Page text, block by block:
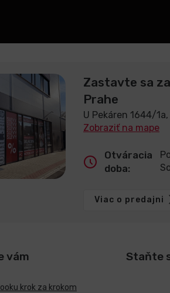
Zastavte sa
Prahe
U Pekáren 1644/
Zobraziť na mape
Otváracia
doba:
Viac o predajni
vám
krok za krokom
Staňte